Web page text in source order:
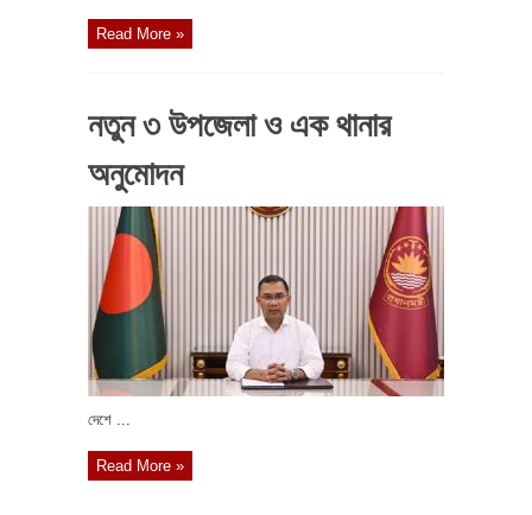
Read More »
নতুন ৩ উপজেলা ও এক থানার
অনুমোদন
দেশে ...
Read More »